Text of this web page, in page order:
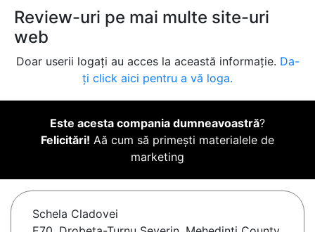
Review-uri pe mai multe site-uri
web
Doar userii logați au acces la această informație. Da-
ți click aici pentru a vă loga.
Este acesta compania dumneavoastră?
Felicitări! Aă cum să primești materialele de
marketing
Schela Cladovei